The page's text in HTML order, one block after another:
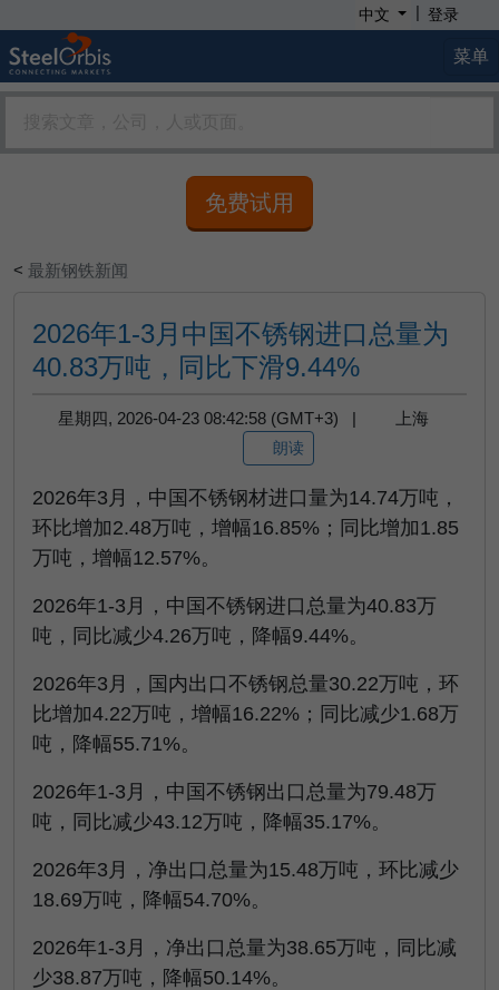
中文 | 登录
菜单
免费试用
< 最新钢铁新闻
2026年1-3月中国不锈钢进口总量为
40.83万吨，同比下滑9.44%
星期四, 2026-04-23 08:42:58 (GMT+3) | 上海
朗读
2026年3 月，中国不锈钢材进口量为14.74万吨，
环比增加2.48万吨，增幅16.85% ；同比增加1.85
万吨，增幅12.57%。
2026年1-3 月，中国不锈钢进口总量为40.83万
吨，同比减少4.26万吨，降幅9.44%。
2026年3 月，国内出口不锈钢总量30.22万吨，环
比增加4.22万吨，增幅16.22% ；同比减少1.68万
吨，降幅55.71%。
2026年1-3 月，中国不锈钢出口总量为79.48万
吨，同比减少43.12万吨，降幅35.17%。
2026年3 月，净出口总量为15.48万吨，环比减少
18.69万吨，降幅54.70%。
2026年1-3 月，净出口总量为38.65万吨，同比减
少38.87万吨，降幅50.14%。